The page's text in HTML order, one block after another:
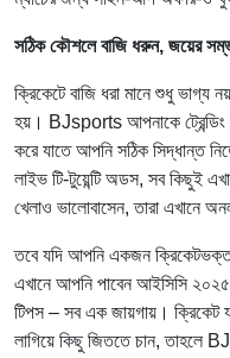
সঠিক কৌশলে বাজি ধরুন, জয়ের
ক্রিকেটে বাজি ধরা মানে শুধু ভাগ্য
হয়। BJsports আপনাকে ট্রেন্ডিং
করে যাতে আপনি সঠিক সিদ্ধান্ত
লাইভ টি-টুয়েন্টি অডস, সব কিছুই
খেলাও ভালোবাসেন, তারা এখানে
তবে যদি আপনি একজন
এখানে আপনি পাবেন আইসিসি
টিপস – সব এক জায়গায়। ক্রিকেট
লাগিয়ে কিছু জিততে চান, তাহলে